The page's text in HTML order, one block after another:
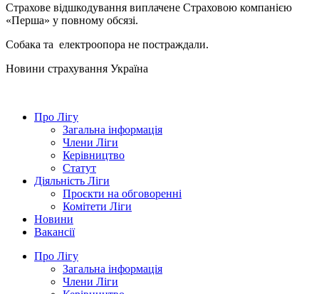
Страхове відшкодування виплачене Страховою компанією
«Перша» у повному обсязі.
Собака та електроопора не постраждали.
Новини страхування Україна
Про Лігу
Загальна інформація
Члени Ліги
Керівництво
Статут
Діяльність Ліги
Проєкти на обговоренні
Комітети Ліги
Новини
Вакансії
Про Лігу
Загальна інформація
Члени Ліги